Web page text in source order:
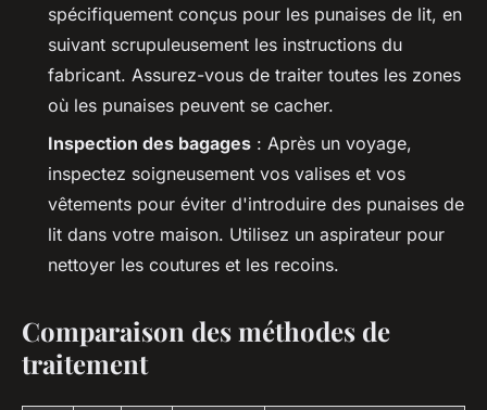
spécifiquement conçus pour les punaises de lit, en
suivant scrupuleusement les instructions du
fabricant. Assurez-vous de traiter toutes les zones
où les punaises peuvent se cacher.
Inspection des bagages : Après un voyage,
inspectez soigneusement vos valises et vos
vêtements pour éviter d'introduire des punaises de
lit dans votre maison. Utilisez un aspirateur pour
nettoyer les coutures et les recoins.
Comparaison des méthodes de
traitement